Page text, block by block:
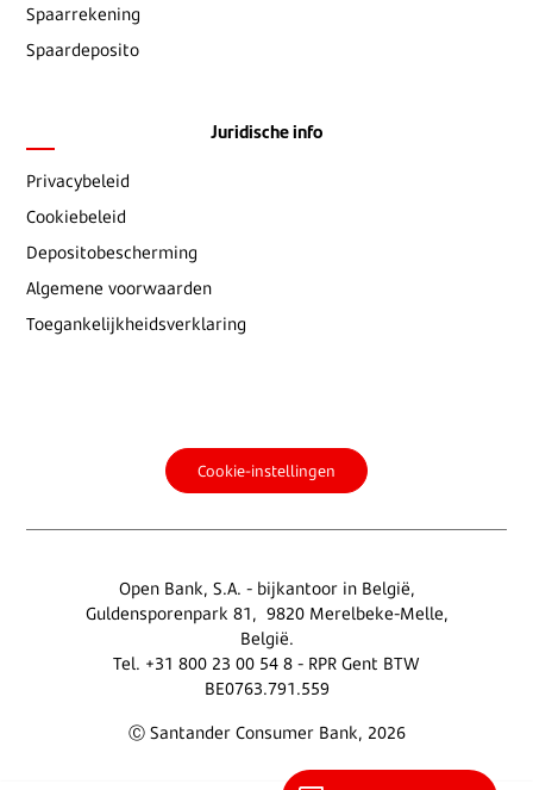
Spaarrekening
Spaardeposito
Juridische info
Privacybeleid
Cookiebeleid
Depositobescherming
Algemene voorwaarden
Toegankelijkheidsverklaring
Cookie-instellingen
Open Bank, S.A. - bijkantoor in België,
Guldensporenpark 81, 9820 Merelbeke-Melle,
België.
Tel. +31 800 23 00 54 8 - RPR Gent BTW
BE0763.791.559
Ⓒ Santander Consumer Bank, 2026